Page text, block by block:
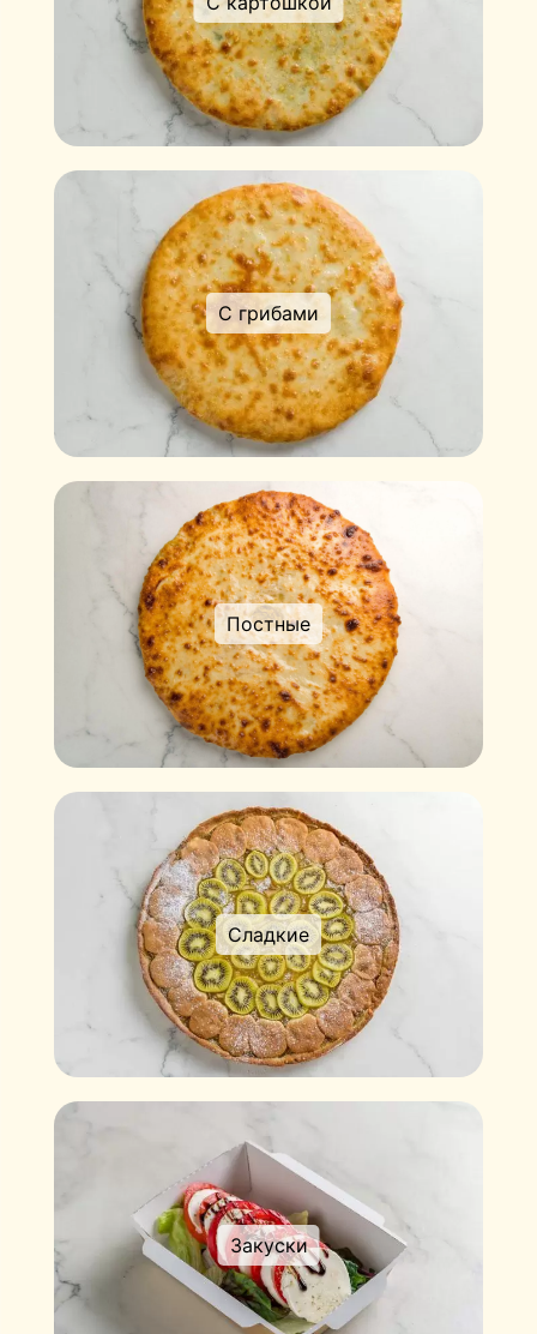
С грибами
Постные
Сладкие
Закуски